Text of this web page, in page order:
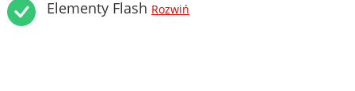
Elementy Flash Rozwiń